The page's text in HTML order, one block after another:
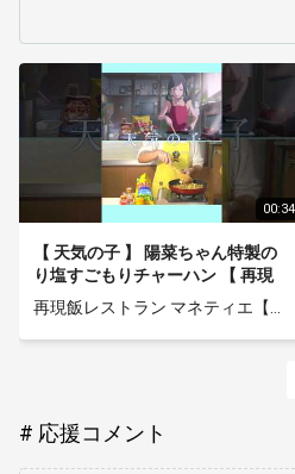
00:34
【 天気の子 】 陽菜ちゃん特製の
り塩すごもりチャーハン 【 再現
】
応援コメント